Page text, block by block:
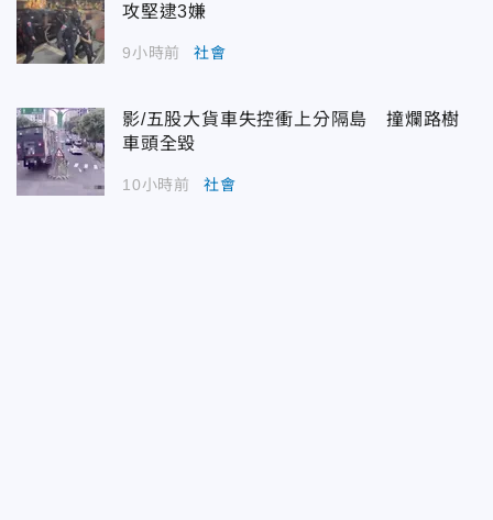
攻堅逮3嫌
9小時前 社會
影/五股大貨車失控衝上分隔島 撞爛路樹
車頭全毀
10小時前 社會